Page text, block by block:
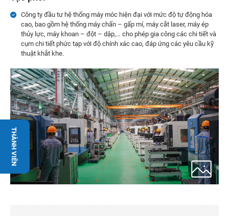
THÀNH VIÊN
Công ty đầu tư hệ thống máy móc hiện đại với mức độ tự động hóa
cao, bao gồm hệ thống máy chấn – gấp mí, máy cắt laser, máy ép
thủy lực, máy khoan – đột – dập,… cho phép gia công các chi tiết và
cụm chi tiết phức tạp với độ chính xác cao, đáp ứng các yêu cầu kỹ
thuật khắt khe.